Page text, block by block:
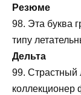
Резюме
98. Эта буква
типу
Дельта
99. Страстный
коллекционер